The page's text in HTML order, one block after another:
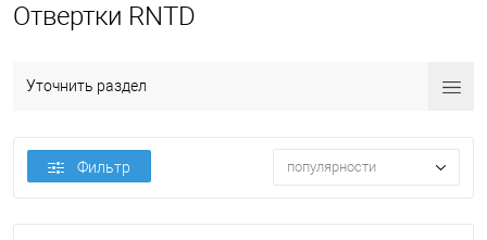
Отвертки RNTD
Уточнить раздел
Фильтр популярности